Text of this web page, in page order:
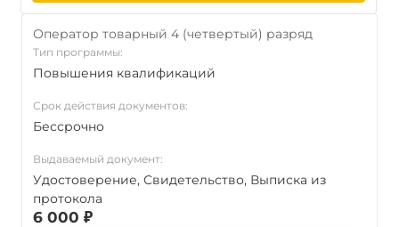
Оператор товарный 4 (четвертый) разряд
Тип программы:
Повышения квалификаций
Срок действия документов:
Бессрочно
Выдаваемый документ:
Удостоверение, Свидетельство, Выписка из
протокола
6 000 ₽